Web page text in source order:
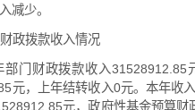
减少。
财政拨款收入情况
部门财政拨款收入31528912.85
元，上年结转收入0元。本年收
元，政府性基金预算财